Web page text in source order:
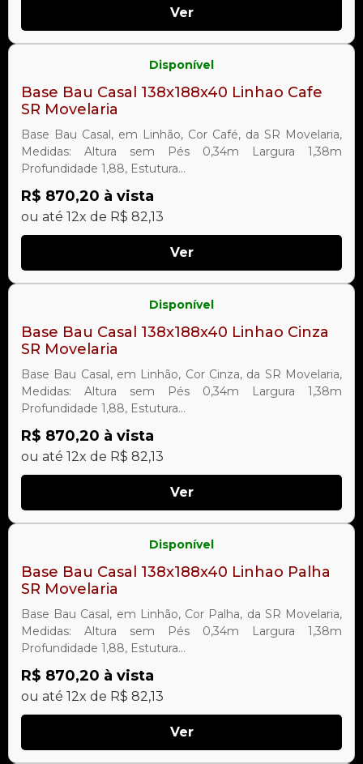
Ver
Disponível
Base Bau Casal 138x188x40 Linhao Cafe
SR Movelaria
Base Bau Casal, em Linhão, Cor Café, da SR Movelaria,
Medidas: Altura sem Pés 0,34m Largura 1,38m
Profundidade 1,88, Estutura...
R$ 870,20 à vista
ou até 12x de R$ 82,13
Ver
Disponível
Base Bau Casal 138x188x40 Linhao Cinza
SR Movelaria
Base Bau Casal, em Linhão, Cor Cinza, da SR Movelaria,
Medidas: Altura sem Pés 0,34m Largura 1,38m
Profundidade 1,88, Estutura...
R$ 870,20 à vista
ou até 12x de R$ 82,13
Ver
Disponível
Base Bau Casal 138x188x40 Linhao Palha
SR Movelaria
Base Bau Casal, em Linhão, Cor Palha, da SR Movelaria,
Medidas: Altura sem Pés 0,34m Largura 1,38m
Profundidade 1,88, Estutura...
R$ 870,20 à vista
ou até 12x de R$ 82,13
Ver